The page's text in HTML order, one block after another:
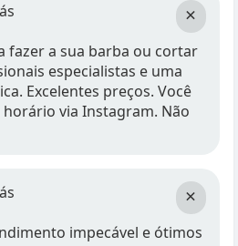
×
fazer a sua barba ou cortar
especialistas e uma
Excelentes preços. Você
via Instagram. Não
×
impecável e ótimos